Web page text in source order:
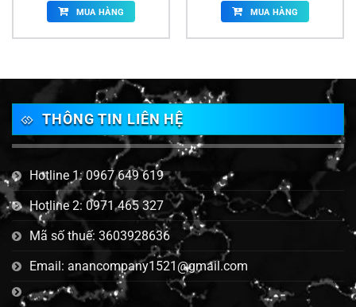
là:
66,000 ₫.
MUA HÀNG
là:
120,000 ₫.
MUA HÀNG
THÔNG TIN LIÊN HỆ
Hotline 1: 0967 649 619
Hotline 2: 0971 465 327
Mã số thuế: 3603928636
Email: anancompany1521@gmail.com